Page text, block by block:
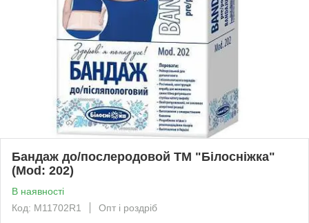
Бандаж до/послеродовой ТМ "Білосніжка"
(Mod: 202)
В наявності
Код: M11702R1
Опт і роздріб